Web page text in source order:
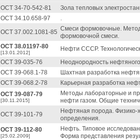
ОСТ 34-70-542-81
Зола тепловых
ОСТ 34.10.658-97
.
ОСТ 37.002.1081-85 Смеси формовочные. Метод
формовочной смеси.
ОСТ 38.01197-80
[13.01.2012]
Нефти СССР.
ОСТ 39-035-76
Неоднородность
ОСТ 39-068.1-78
Шахтная разработка
ОСТ 39-068.2-78
Карьерная разработка
ОСТ 39-087-79
[30.11.2015]
Методы лабораторные и
нефти газом. Общие
ОСТ 39-101-79
Нефтяная порода. Физико-
определения.
ОСТ 39-112-80
[25.02.2009]
Нефть. Типовое
Форма представления